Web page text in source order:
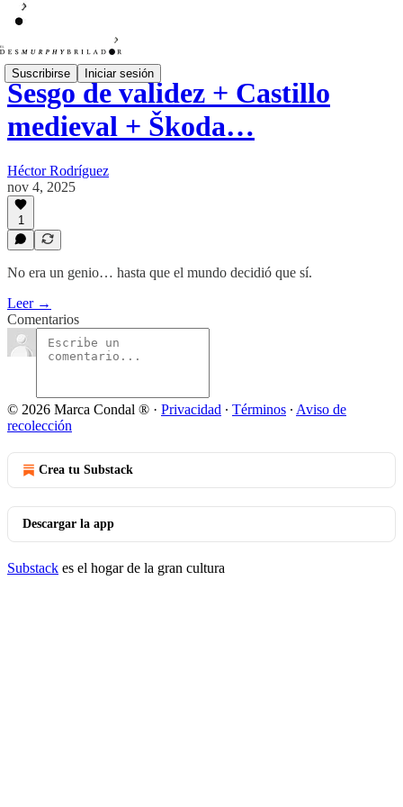
Suscribirse Iniciar sesión
Sesgo de validez + Castillo
medieval + Škoda…
Héctor Rodríguez
nov 4, 2025
1
No era un genio… hasta que el mundo decidió que sí.
Leer →
Comentarios
© 2026 Marca Condal ®️ · Privacidad ∙ Términos ∙ Aviso de
recolección
Crea tu Substack
Descargar la app
Substack es el hogar de la gran cultura